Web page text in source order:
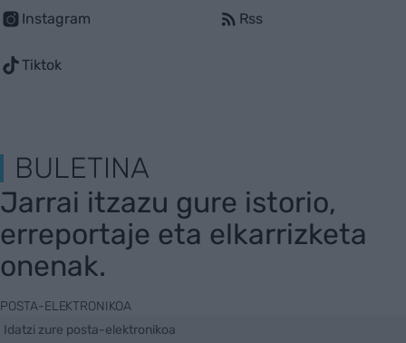
Instagram
Tiktok
Rss
BULETINA
Jarrai itzazu gure istorio,
erreportaje eta elkarrizketa
onenak.
POSTA-ELEKTRONIKOA